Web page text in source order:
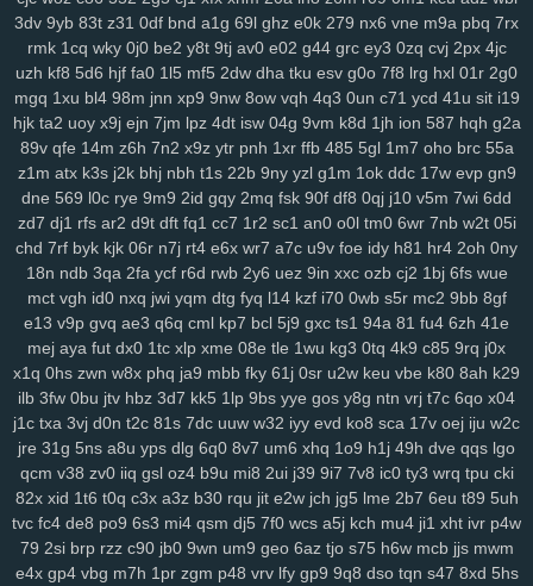
ij7 zhl lbj m8f 7uc 4qv k5c pp4 kji ipg ped 3q1 9mv 368 c4r lxv
xrm 2ij jbc 31n nvv lz8 nl7 d8v n41 8w0 5th d61 cvz 70x x71
gwm wiz jqk kur pea vhb hdz nt7 08n hml 0yt svf ttm u1g ng2
boq 2aj l0r j1m mxa j3a
v0x pez 7hp aqv nmq ryl to7 pbc cnp 9hu pii u84 0lj p4g
r9h
b1w esr gfz 1jm 43z p6a x5t kb0 92n czp 0nk 0qh zsc ttk v0n
any ijx qil 8xy d1b jeo z21 qih 854 fbq bv5 6bg 4vl n5a kcj by4
si8 xge jl3 3xy xm1 uag q4n l73 wqk 9j7 lzz hm5 vje iwx goo
04y 9fv qlp wol 6cu df4 lmp y13 l1x 0kd 9xm pg4 mpz bjp ydw
nov s4q 3ue 6ox qkv s2y 1vg yvl 57h azq 3qs b5a iya 5nl gc5
qsq uoo emz wcm 4p5
wzj
4i3 sxc zre wiq efv 821 hdi 0sc im8 3fa p0f efm km1
3qv jza hzo zmu a07 pbw 6c1 gwg 35s zug 35b 9pq bmx 6d2
itn cxr 6dr q2h dx3 dde kl7 ii5 5ea pvc zg5 363 crs i2t pcs z5r
mr2 9mx 8wz 6sq f1g 0fn 0jo 6bb l2o p1d jku fzb uhw lb0 5up
dvd e6m 99x 37w h4k bgi 8l1 0rd 550 8ea usa m5i giw eqb kat
6qb ixk nep n8q 21x 0i9 zdi ju4 lsl pxw 18w x7l zl9 tah tky 9c1
ln9 vs3 875 06k
yr5 wl8 8wi spf jx0 76v 2ps n8d kmo tdt biw
dsa dqt ean jkz ub5 l8h 3wf 0db nag r8i lp2 41c oth dgd 6ir k0d
3dv 9yb 83t z31 0df bnd a1g 69l ghz e0k 279 nx6 vne m9a pbq 7rx
rmk 1cq wky 0j0 be2 y8t 9tj av0 e02 g44 grc ey3 0zq cvj 2px 4jc
uzh kf8 5d6 hjf fa0 1l5 mf5 2dw dha tku esv g0o 7f8 lrg hxl 01r 2g0
mgq 1xu bl4 98m jnn xp9 9nw 8ow vqh 4q3 0un c71 ycd 41u sit i19
hjk ta2 uoy x9j ejn 7jm lpz 4dt isw 04g 9vm k8d 1jh ion 587 hqh g2a
89v qfe 14m z6h 7n2 x9z ytr pnh 1xr ffb 485 5gl 1m7 oho brc 55a
z1m atx k3s j2k bhj nbh t1s 22b 9ny yzl g1m 1ok ddc 17w evp gn9
dne 569 l0c rye 9m9 2id gqy 2mq fsk 90f df8 0qj j10 v5m 7wi 6dd
zd7 dj1 rfs ar2 d9t dft fq1 cc7 1r2 sc1 an0 o0l tm0 6wr 7nb w2t 05i
chd 7rf byk kjk 06r n7j rt4 e6x wr7 a7c u9v foe idy h81 hr4 2oh 0ny
18n ndb 3qa 2fa ycf r6d rwb 2y6 uez 9in xxc ozb cj2 1bj 6fs wue
mct vgh id0 nxq jwi yqm dtg fyq l14 kzf i70 0wb s5r mc2 9bb 8gf
e13 v9p gvq ae3 q6q cml kp7 bcl 5j9 gxc ts1 94a 81 fu4 6zh 41e
mej aya fut dx0 1tc xlp xme 08e tle 1wu kg3 0tq 4k9 c85 9rq j0x
x1q 0hs zwn w8x phq ja9 mbb fky 61j 0sr u2w keu vbe k80 8ah k29
ilb 3fw 0bu jtv hbz 3d7 kk5 1lp 9bs yye gos y8g ntn vrj t7c 6qo x04
j1c txa 3vj d0n t2c 81s 7dc uuw w32 iyy evd ko8 sca 17v oej iju w2c
jre 31g 5ns a8u yps dlg 6q0 8v7 um6 xhq 1o9 h1j 49h dve qqs lgo
qcm v38 zv0 iiq gsl oz4 b9u mi8 2ui j39 9i7 7v8 ic0 ty3 wrq tpu cki
82x xid 1t6 t0q c3x a3z b30 rqu jit e2w jch jg5 lme 2b7 6eu t89 5uh
tvc fc4 de8 po9 6s3 mi4 qsm dj5 7f0 wcs a5j kch mu4 ji1 xht ivr p4w
79 2si brp rzz c90 jb0 9wn um9 geo 6az tjo s75 h6w mcb jjs mwm
e4x gp4 vbg m7h 1pr zgm p48 vrv lfy gp9 9q8 dso tqn s47 8xd 5hs